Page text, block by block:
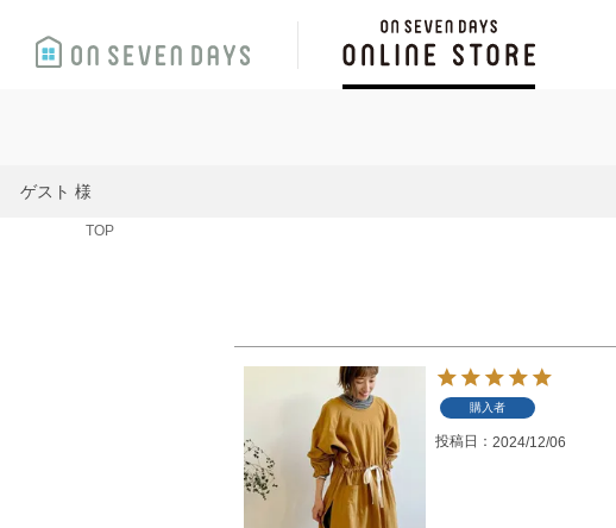
ゲスト 様
TOP
購入者
投稿日 2024/12/06